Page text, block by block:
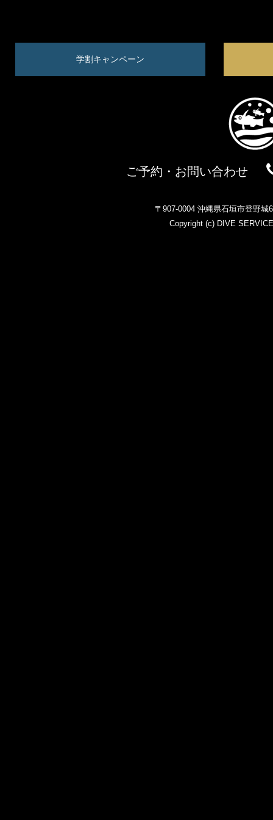
学割キャンペーン
ご予約・お問い合わせ
〒907-0004 沖縄県石垣市登野城
Copyright (c) DIVE